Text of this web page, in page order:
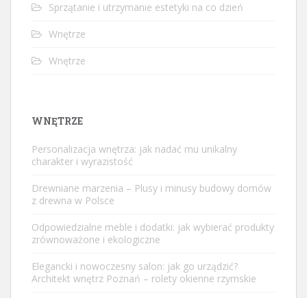
Sprzątanie i utrzymanie estetyki na co dzień
Wnętrze
Wnętrze
WNĘTRZE
Personalizacja wnętrza: jak nadać mu unikalny
charakter i wyrazistość
Drewniane marzenia – Plusy i minusy budowy domów
z drewna w Polsce
Odpowiedzialne meble i dodatki: jak wybierać produkty
zrównoważone i ekologiczne
Elegancki i nowoczesny salon: jak go urządzić?
Architekt wnętrz Poznań – rolety okienne rzymskie